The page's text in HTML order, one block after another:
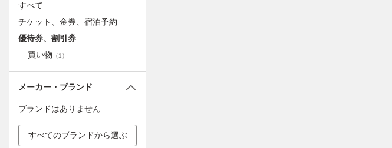
すべて
チケット、金券、宿泊予約
優待券、割引券
買い物 （1 ）
メーカー・ブランド
ブランドはありません
すべてのブランドから選ぶ